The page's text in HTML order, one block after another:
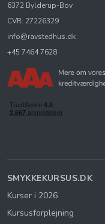
6372 Bylderup-Bov
CVR: 27226329
info@ravstedhus.dk
+45 7464 7628
SMYKKEKURSUS.DK
Kurser i 2026
Kursusforplejning